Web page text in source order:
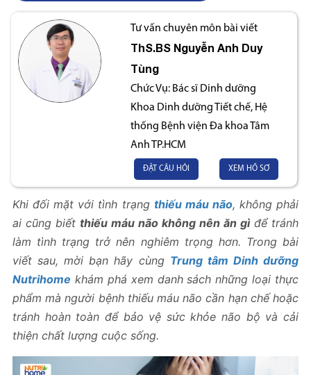
Tư vấn chuyên môn bài viết
ThS.BS Nguyễn Anh Duy
Tùng
Chức Vụ: Bác sĩ Dinh dưỡng
Khoa Dinh dưỡng Tiết chế, Hệ
thống Bệnh viện Đa khoa Tâm
Anh TP.HCM
ĐẶT CÂU HỎI XEM HỒ SƠ
Khi đối mặt với tình trạng thiếu máu não, không phải
ai cũng biết thiếu máu não không nên ăn gì để tránh
làm tình trạng trở nên nghiêm trọng hơn. Trong bài
viết sau, mời bạn hãy cùng Trung tâm Dinh dưỡng
Nutrihome khám phá xem danh sách những loại thực
phẩm mà người bệnh thiếu máu não cần hạn chế hoặc
tránh hoàn toàn để bảo vệ sức khỏe não bộ và cải
thiện chất lượng cuộc sống.